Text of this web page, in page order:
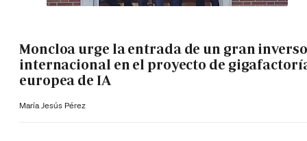
Moncloa urge la entrada de un gran
internacional en el proyecto de
europea de IA
María Jesús Pérez